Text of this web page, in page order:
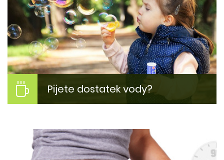
Inspirujte se našimi tipy jak zlepšit svůj zdravotní
stav. Proč jsme nemocní? Jak být zase fit?
Více zde...
Pijete dostatek vody?
Máte dobrý pitný režim?